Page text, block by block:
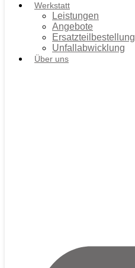
Werkstatt
Leistungen
Angebote
Ersatzteilbestellung
Unfallabwicklung
Über uns